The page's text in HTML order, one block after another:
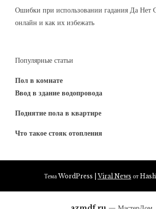
Ошибки при использовании гадания Да Нет
онлайн и как их избежать
Популярные статьи
Пол в комнате
Ввод в здание водопровода
Поднятие пола в квартире
Что такое стояк отопления
Тема WordPress |Viral News от